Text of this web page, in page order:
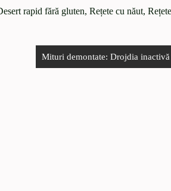
rapid fără gluten, Rețete cu năut, Rețete
Mituri demontate: Drojdia inactivă